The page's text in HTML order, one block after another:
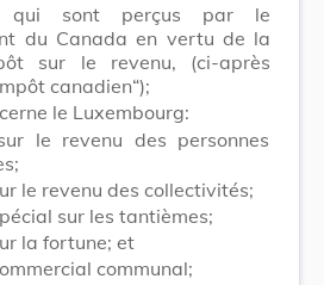
qui sont perçus par le
du Canada en vertu de la
sur le revenu, (ci-après
canadien“);
le Luxembourg:
le revenu des personnes
le revenu des collectivités;
sur les tantièmes;
la fortune; et
communal;